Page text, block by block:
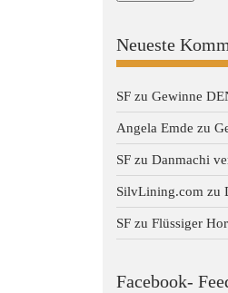
Neueste
SF zu Gewinne
Angela Emde zu
SF zu Danmachi
SilvLining.com zu
SF zu Flüssiger
Facebook-